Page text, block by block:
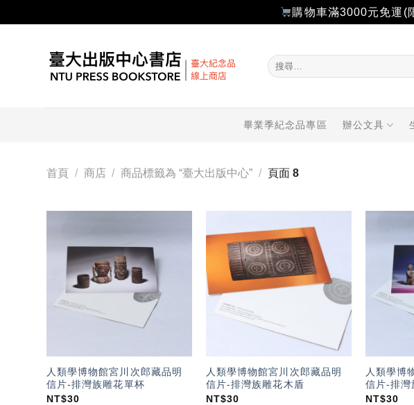
購物車滿3000元免運(
搜
尋
畢業季紀念品專區 辦公文具
首頁 / 商店 / 商品標籤為 “臺大出版中心” / 頁面 8
人類學博物館宮川次郎藏品明
信片-排灣族雕花單杯
NT$30
「願
望輕
單」
人類學博物館宮川次郎藏品明
信片-排灣族雕花木盾
NT$30
人類學博
信片-排灣
NT$30